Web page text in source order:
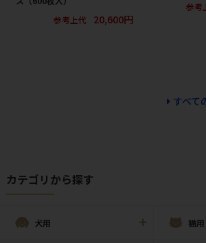
参考上代
20,600円
参考
すべて
カテゴリから探す
犬用 猫用